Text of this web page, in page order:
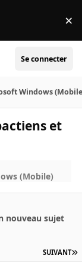
×
Se connecter
Windows
et
(Mobile)
nouveau sujet
SUIVANT